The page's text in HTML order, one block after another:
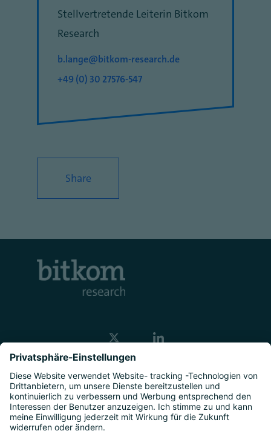
Stellvertretende Leiterin Bitkom
Research
b.lange@bitkom-research.de
+49 (0) 30 27576-547
Share
Kontakt